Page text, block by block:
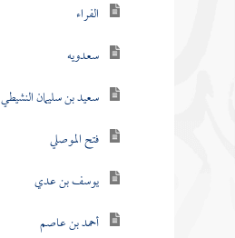
الفراء
سعدويه
سعيد بن سليمان النشيطي
فتح الموصلي
يوسف بن عدي
أحمد بن عاصم